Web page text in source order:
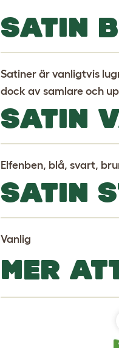
SATIN
Satiner är vanligtvis
dock av samlare och
SATIN
Elfenben, blå, svart,
SATIN
Vanlig
MER